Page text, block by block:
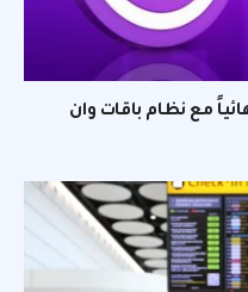
مع نظام باقات وان